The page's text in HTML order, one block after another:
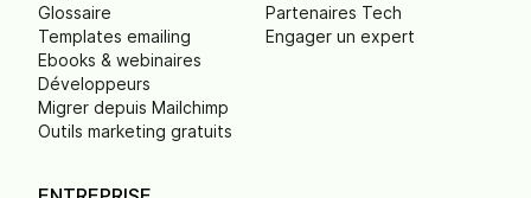
Glossaire
Templates emailing
Ebooks & webinaires
Développeurs
Migrer depuis Mailchimp
Outils marketing gratuits
Partenaires Tech
Engager un expert